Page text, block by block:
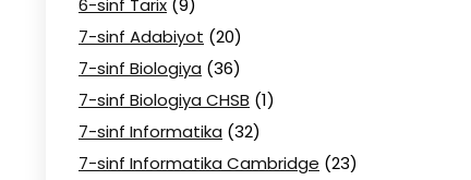
6-sinf Tarix (9)
7-sinf Adabiyot (20)
7-sinf Biologiya (36)
7-sinf Biologiya CHSB (1)
7-sinf Informatika (32)
7-sinf Informatika Cambridge (23)